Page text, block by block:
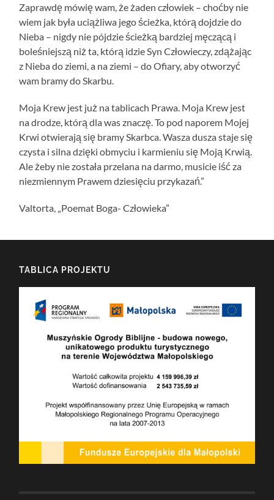
Zaprawdę mówię wam, że żaden człowiek – choćby nie
wiem jak była uciążliwa jego ścieżka, którą dojdzie do
Nieba – nigdy nie pójdzie ścieżką bardziej męczącą i
boleśniejszą niż ta, którą idzie Syn Człowieczy, zdążając
z Nieba do ziemi, a na ziemi – do Ofiary, aby otworzyć
wam bramy do Skarbu.
Moja Krew jest już na tablicach Prawa. Moja Krew jest
na drodze, którą dla was znaczę. To pod naporem Mojej
Krwi otwierają się bramy Skarbca. Wasza dusza staje się
czysta i silna dzięki obmyciu i karmieniu się Moją Krwią.
Ale żeby nie została przelana na darmo, musicie iść za
niezmiennym Prawem dziesięciu przykazań.”
Valtorta, „Poemat Boga- Człowieka”
TABLICA PROJEKTU